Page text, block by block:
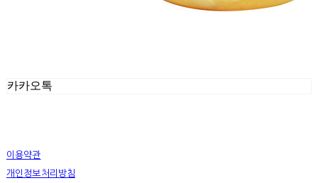
카카오톡
이용약관
개인정보처리방침